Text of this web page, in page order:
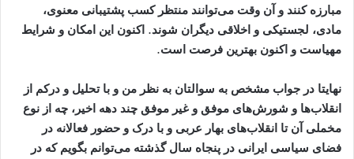
مبارزه کنند و آن وقت می‌توانند منتظر کسب پشتیبانی معنوی،
مادی، لجستیکی و اخلاقی دیگران شوند. اکنون این امکان و شرایط
مهیاست و اکنون بهترین فرصت است.
نهایتا در جواب مشخص به سوالتان به نظر من و با تحلیل و درکم از
انقلاب‌ها و شورش‌های موفق و غیر موفق چند دهه اخیر، چه از نوع
مخملی آن تا انقلاب‌های بهار عربی و با درک و حضور فعالانه در
فضای سیاسی ایرانی در پنجاه سال گذشته می‌توانم بگویم که در